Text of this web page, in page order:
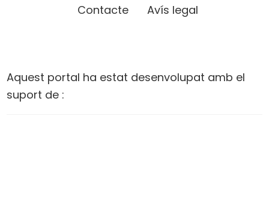
Contacte Avís legal
Aquest portal ha estat desenvolupat amb el
suport de :